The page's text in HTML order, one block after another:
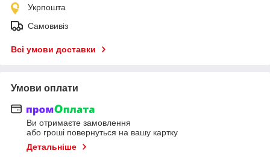
Укрпошта
Самовивіз
Всі умови доставки
Умови оплати
Ви отримаєте замовлення
або гроші повернуться на вашу картку
Детальніше